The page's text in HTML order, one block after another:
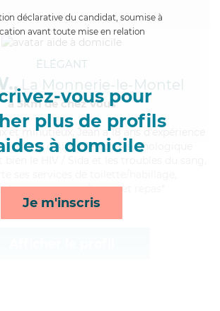
déclarative du candidat, soumise à
avant toute mise en relation
vous pour
plus de profils
à domicile
Je m'inscris
ÉLÉGANT
La Monnerie-le-Montel
à 5km de chez Vous
et minutieux, Jean a 18 ans d'expérience
diplôme d'Aide Médico-Psychologique
compagnie/loisirs et repas*